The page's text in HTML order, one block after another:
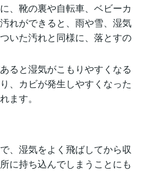
、靴の裏や自転車、ベビーカ
れができると、雨や雪、湿気
いた汚れと同様に、落とすの
ると湿気がこもりやすくなる
、カビが発生しやすくなった
ます。
、湿気をよく飛ばしてから収
に持ち込んでしまうことにも